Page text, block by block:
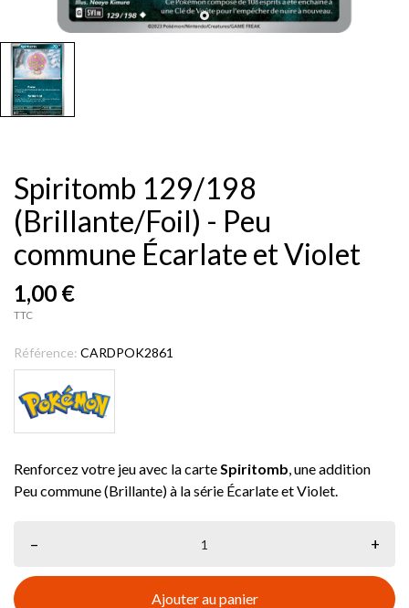
Spiritomb 129/198
(Brillante/Foil) - Peu
commune Écarlate et Violet
1,00 €
TTC
Référence: CARDPOK2861
Renforcez votre jeu avec la carteSpiritomb, une addition
Peu commune (Brillante) à la série Écarlate et Violet.
– +
Ajouter au panier